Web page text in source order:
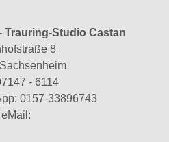
Trauring-Studio Castan
8
- 6114
0157-33896743
eMail: